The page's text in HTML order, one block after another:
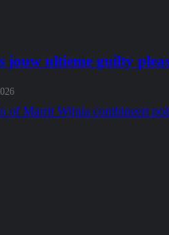
jouw ultieme guilty